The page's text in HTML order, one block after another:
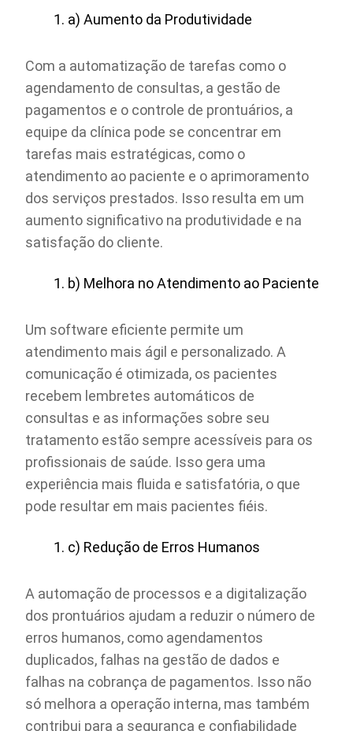
a) Aumento da Produtividade
Com a automatização de tarefas como o
agendamento de consultas, a gestão de
pagamentos e o controle de prontuários, a
equipe da clínica pode se concentrar em
tarefas mais estratégicas, como o
atendimento ao paciente e o aprimoramento
dos serviços prestados. Isso resulta em um
aumento significativo na produtividade e na
satisfação do cliente.
b) Melhora no Atendimento ao Paciente
Um software eficiente permite um
atendimento mais ágil e personalizado. A
comunicação é otimizada, os pacientes
recebem lembretes automáticos de
consultas e as informações sobre seu
tratamento estão sempre acessíveis para os
profissionais de saúde. Isso gera uma
experiência mais fluida e satisfatória, o que
pode resultar em mais pacientes fiéis.
c) Redução de Erros Humanos
A automação de processos e a digitalização
dos prontuários ajudam a reduzir o número de
erros humanos, como agendamentos
duplicados, falhas na gestão de dados e
falhas na cobrança de pagamentos. Isso não
só melhora a operação interna, mas também
contribui para a segurança e confiabilidade